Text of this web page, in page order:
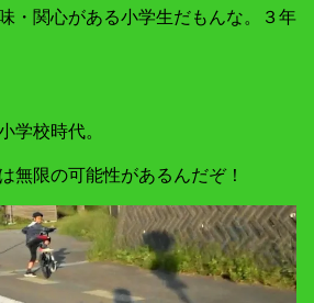
・関心がある小学生だもんな。３年
学校時代。
無限の可能性があるんだぞ！